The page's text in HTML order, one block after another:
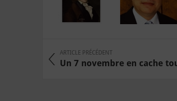
ARTICLE PRÉCÉDENT
Un 7 novembre en cache